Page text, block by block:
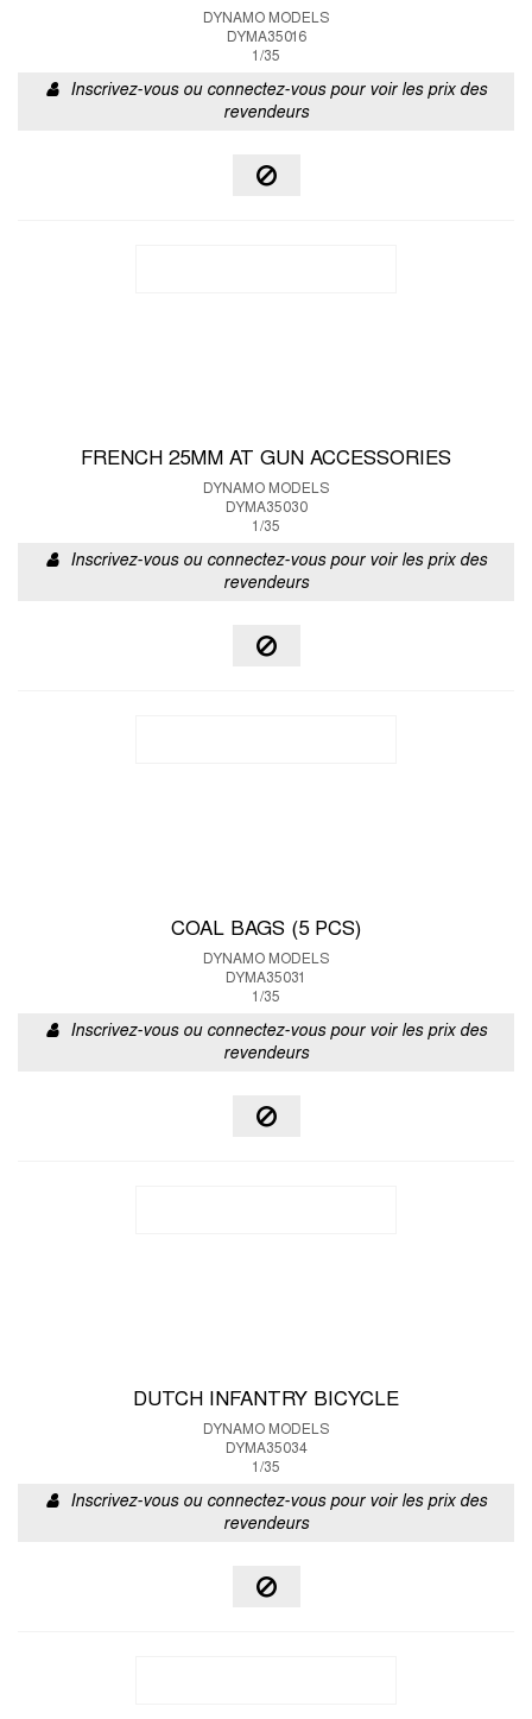
DYNAMO MODELS
DYMA35016
1/35
Inscrivez-vous ou connectez-vous pour voir les prix des
revendeurs
FRENCH 25MM AT GUN ACCESSORIES
DYNAMO MODELS
DYMA35030
1/35
Inscrivez-vous ou connectez-vous pour voir les prix des
revendeurs
COAL BAGS (5 PCS)
DYNAMO MODELS
DYMA35031
1/35
Inscrivez-vous ou connectez-vous pour voir les prix des
revendeurs
DUTCH INFANTRY BICYCLE
DYNAMO MODELS
DYMA35034
1/35
Inscrivez-vous ou connectez-vous pour voir les prix des
revendeurs